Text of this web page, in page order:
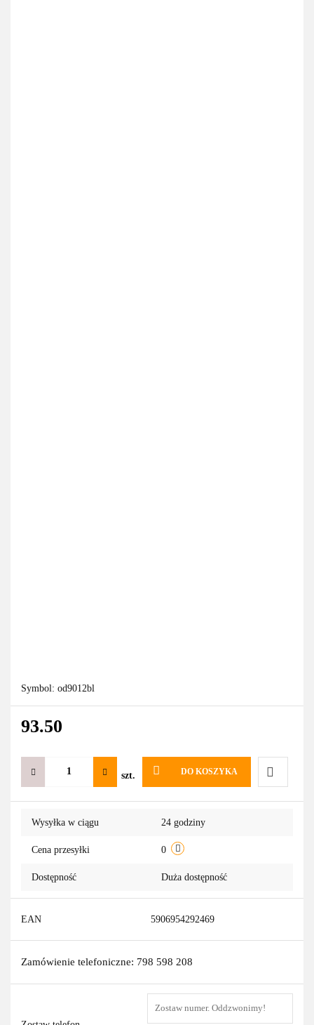
Symbol: od9012bl
93.50
szt. DO KOSZYKA
Do
Wysyłka w ciągu 24 godziny
Cena przesyłki 0
Dostępność Duża dostępność
EAN 5906954292469
Zamówienie telefoniczne: 798 598 208